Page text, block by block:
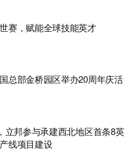
赛，赋能全球技能英才
总部金桥园区举办20周年庆活
立邦参与承建西北地区首条8英
线项目建设